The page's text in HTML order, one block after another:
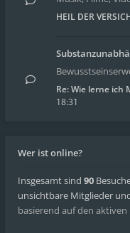
HEIL DER
Re: Wie lerne ich
18:31
Wer ist online?
Insgesamt sind 90
unsichtbare Mitglieder
basierend auf den